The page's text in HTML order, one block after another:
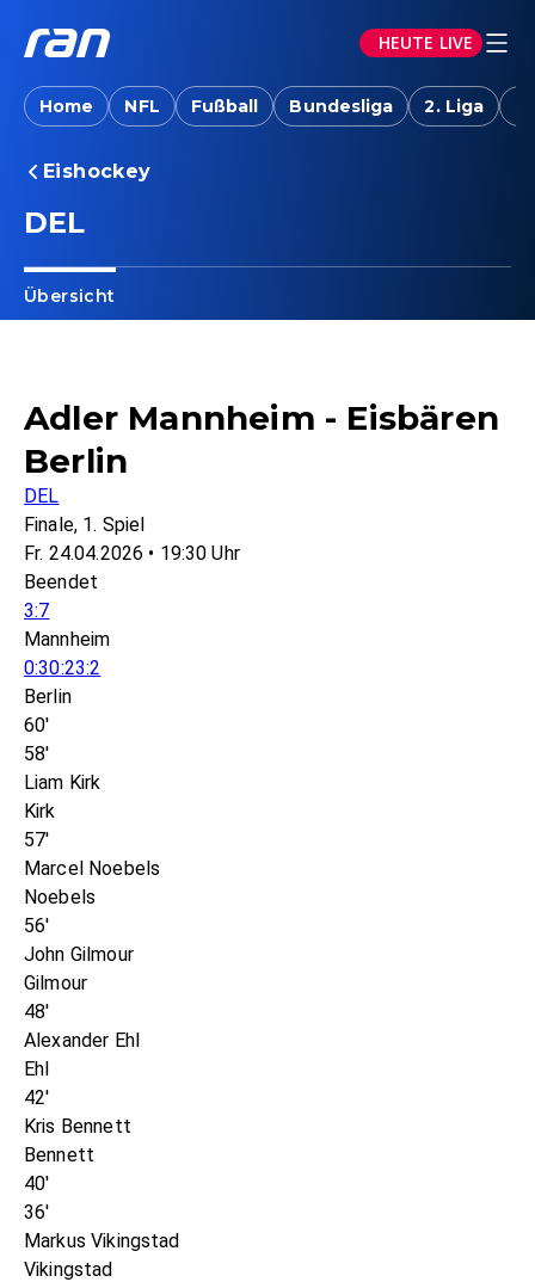
HEUTE LIVE
Home NFL Fußball Bundesliga 2. Liga
Eishockey
DEL
Übersicht
Adler Mannheim - Eisbären
Berlin
DEL
Finale, 1. Spiel
Fr. 24.04.2026 • 19:30 Uhr
Beendet
3:7
Mannheim
0:30:23:2
Berlin
60'
58'
Liam Kirk
Kirk
57'
Marcel Noebels
Noebels
56'
John Gilmour
Gilmour
48'
Alexander Ehl
Ehl
42'
Kris Bennett
Bennett
40'
36'
Markus Vikingstad
Vikingstad